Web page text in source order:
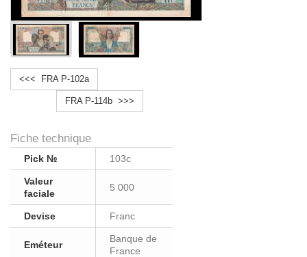
<<< FRA P-102a
FRA P-114b >>>
Fiche technique
Pick № 103c
Valeur
faciale
5 000
Devise Franc
Eméteur
Banque de
France